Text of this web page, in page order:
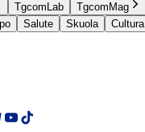
TgcomLab TgcomMag
Salute Skuola Cultura